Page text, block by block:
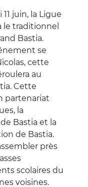
juin, la Ligue
le traditionnel
Bastia.
se
cette
au
Cette
partenariat
la
Bastia et la
de Bastia.
près
scolaires du
voisines.